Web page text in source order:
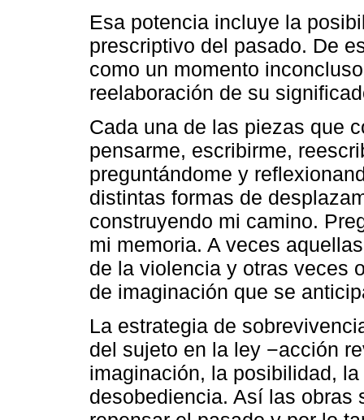
Esa potencia incluye la
prescriptivo del pasado. De
como un momento
reelaboración de su
Cada una de las piezas que
pensarme, escribirme,
preguntándome y
distintas formas de
construyendo mi camino.
mi memoria. A veces
de la violencia y otras veces
de imaginación que se
La estrategia de
del sujeto en la ley −acción
imaginación, la posibilidad,
desobediencia. Así las obras